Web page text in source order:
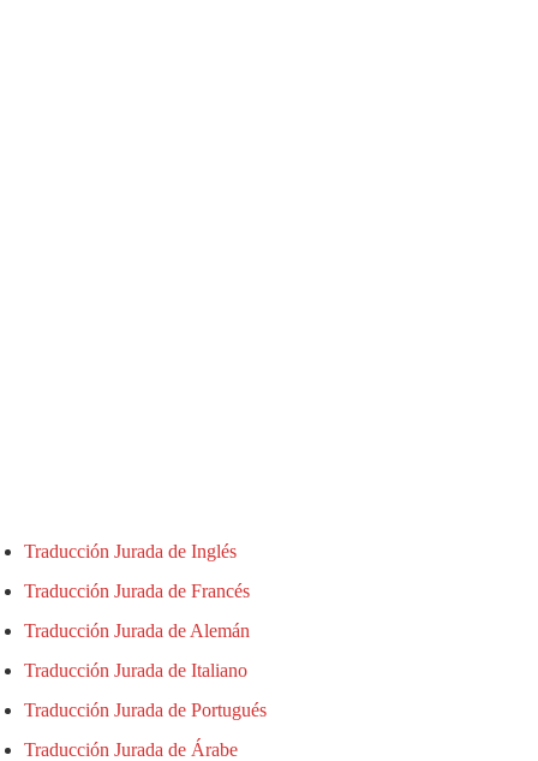
Traducción Jurada de Inglés
Traducción Jurada de Francés
Traducción Jurada de Alemán
Traducción Jurada de Italiano
Traducción Jurada de Portugués
Traducción Jurada de Árabe